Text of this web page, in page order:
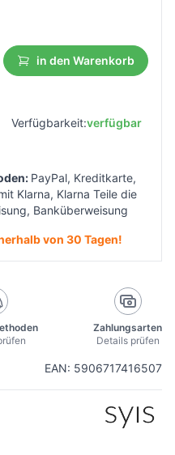
EAN: 5906717416507
in den Warenkorb
Verfügbarkeit:verfügbar
PayPal, Kreditkarte,
Klarna, Klarna Teile die
Banküberweisung
von 30 Tagen!
Zahlungsarten
Details prüfen